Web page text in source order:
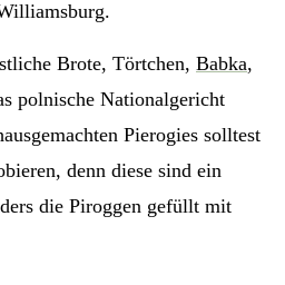
Brote, Törtchen, Babka,
polnische Nationalgericht
Pierogies solltest
denn diese sind ein
die Piroggen gefüllt mit